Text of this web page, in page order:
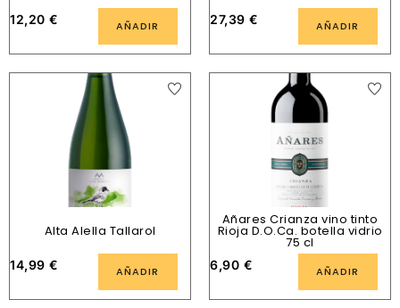
12,20 € AÑADIR 27,39 € AÑADIR
Alta Alella Tallarol
14,99 € AÑADIR
Añares Crianza vino tinto
Rioja D.O.Ca. botella vidrio
75 cl
6,90 € AÑADIR